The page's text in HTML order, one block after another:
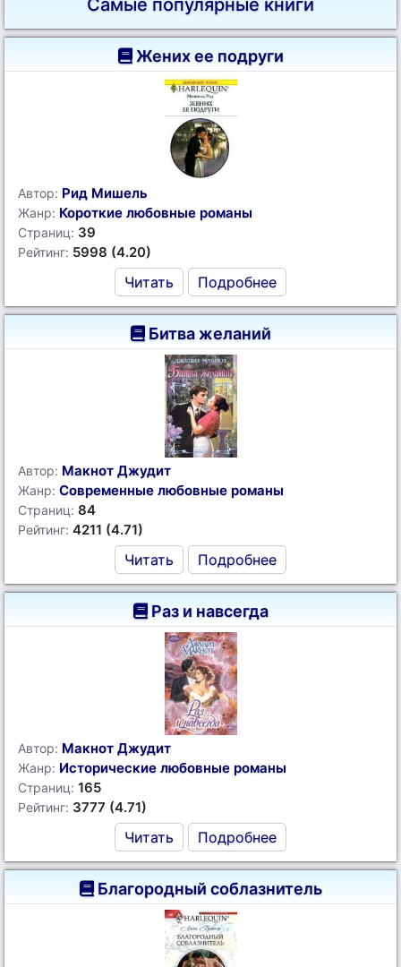
Самые популярные книги
Жених ее подруги
Автор: Рид Мишель
Жанр: Короткие любовные романы
Страниц: 39
Рейтинг: 5998 (4.20)
Читать Подробнее
Битва желаний
Автор: Макнот Джудит
Жанр: Современные любовные романы
Страниц: 84
Рейтинг: 4211 (4.71)
Читать Подробнее
Раз и навсегда
Автор: Макнот Джудит
Жанр: Исторические любовные романы
Страниц: 165
Рейтинг: 3777 (4.71)
Читать Подробнее
Благородный соблазнитель